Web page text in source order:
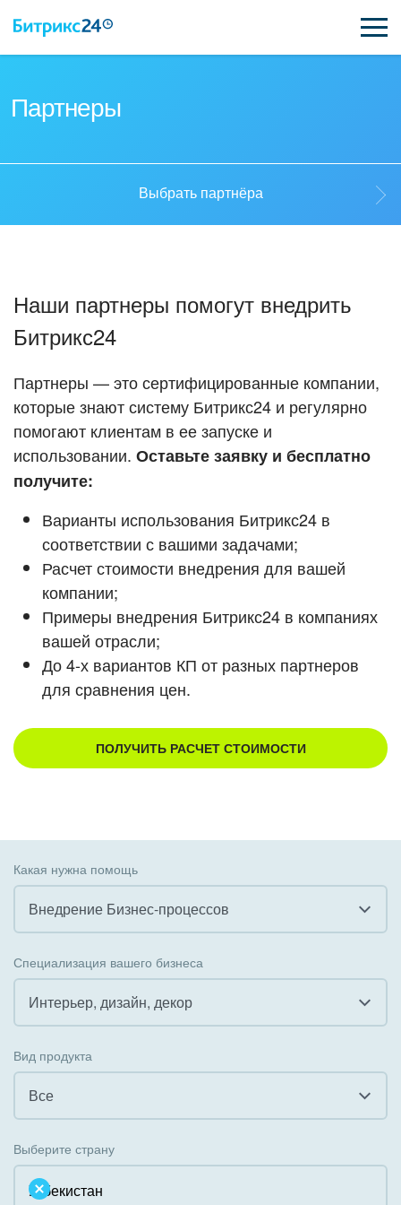
ВХОД
Партнеры
Стать партнёром
Кейсы партнеров
Смотреть видеокейсы
Выбрать партнёра
Наши партнеры помогут внедрить
Битрикс24
Партнеры — это сертифицированные компании,
которые знают систему Битрикс24 и регулярно
помогают клиентам в ее запуске и
использовании. Оставьте заявку и бесплатно
получите:
Варианты использования Битрикс24 в
соответствии с вашими задачами;
Расчет стоимости внедрения для вашей
компании;
Примеры внедрения Битрикс24 в компаниях
вашей отрасли;
До 4-х вариантов КП от разных партнеров
для сравнения цен.
ПОЛУЧИТЬ РАСЧЕТ СТОИМОСТИ
Какая нужна помощь
Внедрение Бизнес-процессов
Внедрение КЭДО
Интеграция с 1С
Внедрение Бизнес-процессов
Системное администрирование
Специализация вашего бизнеса
Интерьер, дизайн, декор
Государственные организации
Коммунальные услуги, ЖКХ
Вид продукта
Все
Облачный Битрикс24
Выберите страну